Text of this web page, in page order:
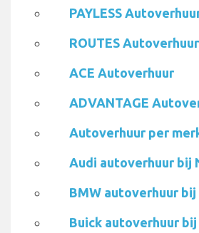
PAYLESS
ROUTES Autoverhuur
ACE Autoverhuur
ADVANTAGE
Autoverhuur per
Audi autoverhuur bij
BMW autoverhuur
Buick autoverhuur